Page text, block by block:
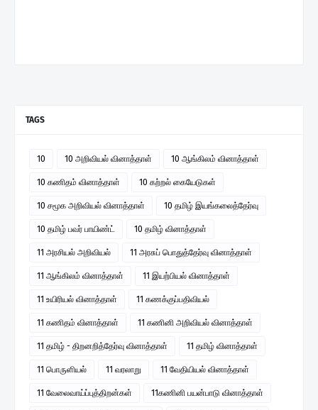
TAGS
10 10 அறிவியல் வினாத்தாள் 10 ஆங்கிலம் வினாத்தாள்
10 கணிதம் வினாத்தாள் 10 கற்றல் கையேடுகள்
10 சமூக அறிவியல் வினாத்தாள் 10 தமிழ் இயங்கலைத்தேர்வு
10 தமிழ் பவர் பாயிண்ட் 10 தமிழ் வினாத்தாள்
11 அரசியல் அறிவியல் 11 அரசுப் பொதுத்தேர்வு வினாத்தாள்
11 ஆங்கிலம் வினாத்தாள் 11 இயற்பியல் வினாத்தாள்
11 உயிரியல் வினாத்தாள் 11 கணக்குப்பதிவியல்
11 கணிதம் வினாத்தாள் 11 கணினி அறிவியல் வினாத்தாள்
11 தமிழ் - திறனறித்தேர்வு வினாத்தாள் 11 தமிழ் வினாத்தாள்
11 பொருளியல் 11 வரலாறு 11 வேதியியல் வினாத்தாள்
11 வேலைவாய்ப்புத்திறன்கள் 11கணினி பயன்பாடு வினாத்தாள்